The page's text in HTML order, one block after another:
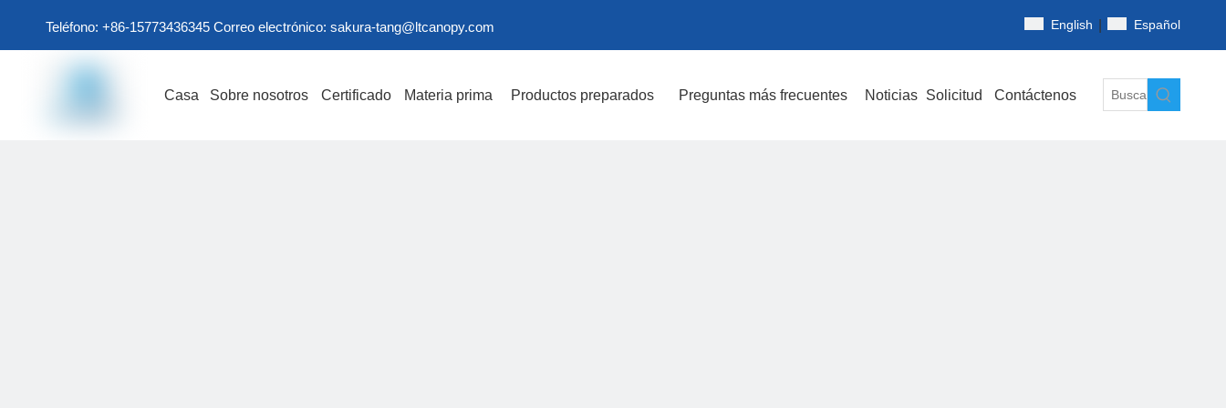
Teléfono: +86-15773436345 Correo electrónico: sakura-tang@ltcanopy.com English Español
Casa Sobre nosotros Certificado Materia prima Productos preparados Preguntas más frecuentes Noticias Solicitud Contáctenos